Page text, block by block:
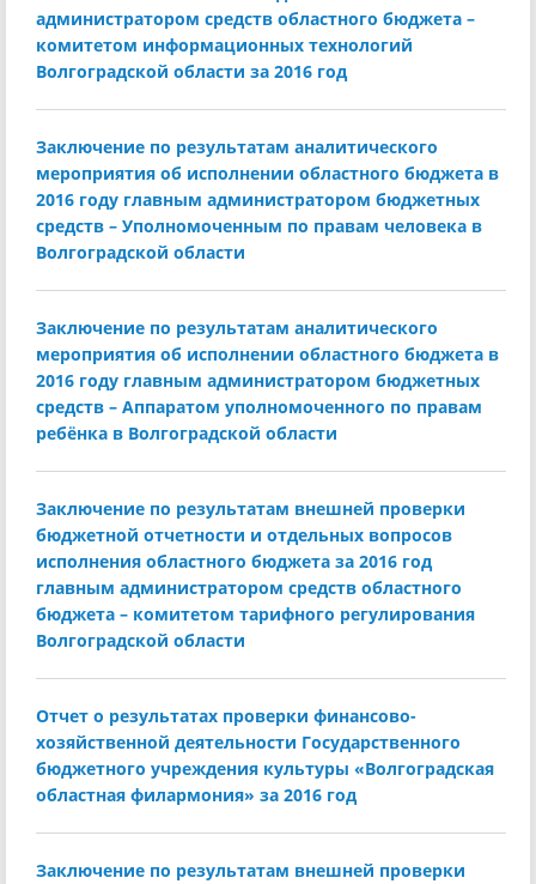
администратором средств областного бюджета –
комитетом информационных технологий
Волгоградской области за 2016 год
Заключение по результатам аналитического
мероприятия об исполнении областного бюджета в
2016 году главным администратором бюджетных
средств – Уполномоченным по правам человека в
Волгоградской области
Заключение по результатам аналитического
мероприятия об исполнении областного бюджета в
2016 году главным администратором бюджетных
средств – Аппаратом уполномоченного по правам
ребёнка в Волгоградской области
Заключение по результатам внешней проверки
бюджетной отчетности и отдельных вопросов
исполнения областного бюджета за 2016 год
главным администратором средств областного
бюджета – комитетом тарифного регулирования
Волгоградской области
Отчет о результатах проверки финансово-
хозяйственной деятельности Государственного
бюджетного учреждения культуры «Волгоградская
областная филармония» за 2016 год
Заключение по результатам внешней проверки